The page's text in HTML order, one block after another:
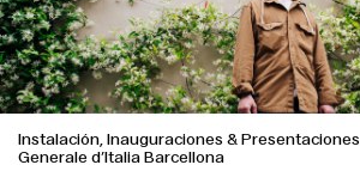
Instalación, Inauguraciones & Presentaciones
Generale d’Italia Barcellona